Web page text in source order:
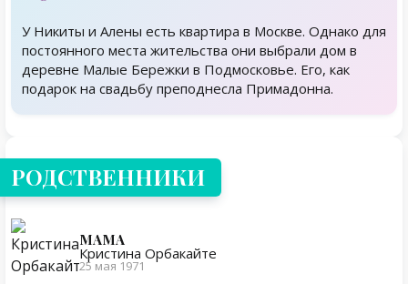
У Никиты и Алены есть квартира в Москве. Однако для
постоянного места жительства они выбрали дом в
деревне Малые Бережки в Подмосковье. Его, как
подарок на свадьбу преподнесла Примадонна.
Родственники
РОДСТВЕННИКИ
МАМА
Кристина Орбакайте
25 мая 1971